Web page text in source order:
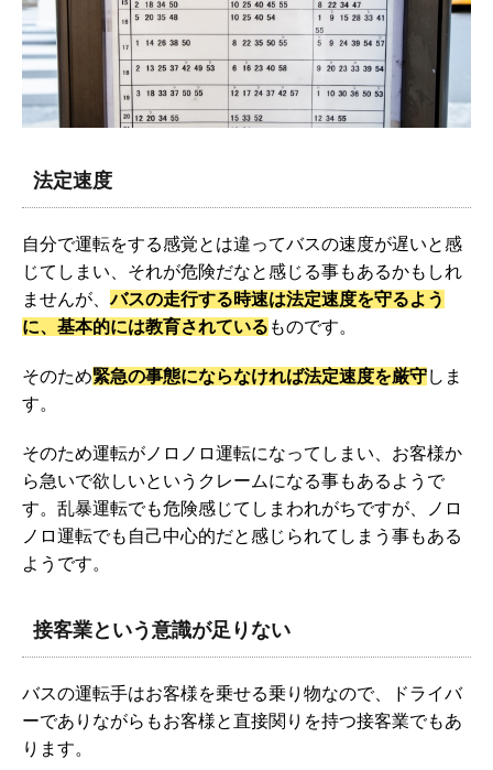
法定速度
自分で運転をする感覚とは違ってバスの速度が遅いと感
じてしまい、それが危険だなと感じる事もあるかもしれ
ませんが、バスの走行する時速は法定速度を守るよう
に、基本的には教育されている ものです。
そのため緊急の事態にならなければ法定速度を厳守しま
す。
そのため運転がノロノロ運転になってしまい、お客様か
ら急いで欲しいというクレームになる事もあるようで
す。乱暴運転でも危険感じてしまわれがちですが、ノロ
ノロ運転でも自己中心的だと感じられてしまう事もある
ようです。
接客業という意識が足りない
バスの運転手はお客様を乗せる乗り物なので、ドライバ
ーでありながらもお客様と直接関りを持つ接客業でもあ
ります。